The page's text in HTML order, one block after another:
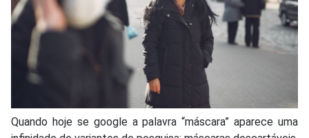
Quando hoje se google a palavra “máscara” aparece uma